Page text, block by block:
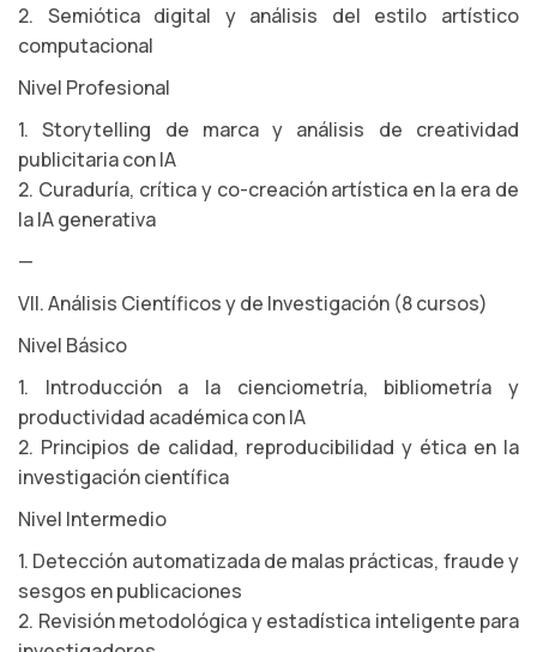
2. Semiótica digital y análisis del estilo artístico
computacional
Nivel Profesional
1. Storytelling de marca y análisis de creatividad
publicitaria con IA
2. Curaduría, crítica y co-creación artística en la era de
la IA generativa
—
VII. Análisis Científicos y de Investigación (8 cursos)
Nivel Básico
1. Introducción a la cienciometría, bibliometría y
productividad académica con IA
2. Principios de calidad, reproducibilidad y ética en la
investigación científica
Nivel Intermedio
1. Detección automatizada de malas prácticas, fraude y
sesgos en publicaciones
2. Revisión metodológica y estadística inteligente para